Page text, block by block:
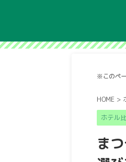
※このペ
HOME >
ホテル
ま